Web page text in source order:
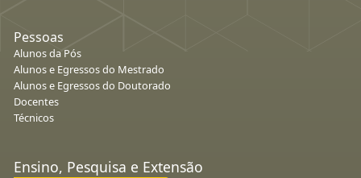
Pessoas
Alunos da Pós
Alunos e Egressos do Mestrado
Alunos e Egressos do Doutorado
Docentes
Técnicos
Ensino, Pesquisa e Extensão